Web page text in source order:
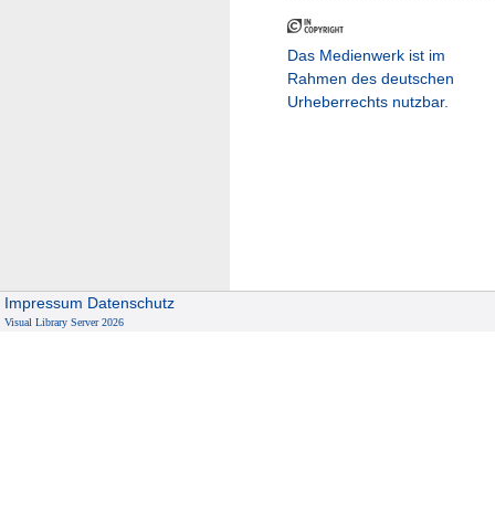
Das Medienwerk ist im
Rahmen des deutschen
Urheberrechts nutzbar.
Impressum Datenschutz
Visual Library Server 2026